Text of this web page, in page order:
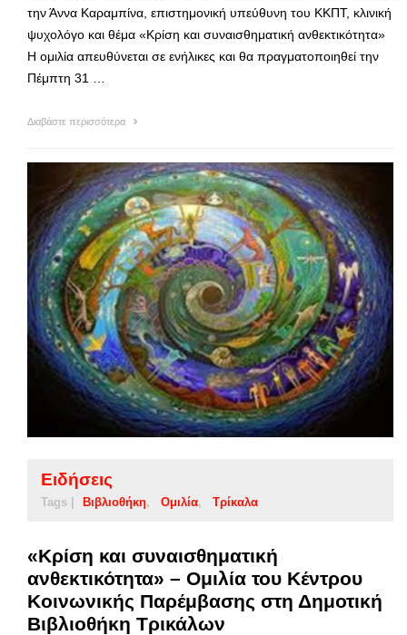
την Άννα Καραμπίνα, επιστημονική υπεύθυνη του ΚΚΠΤ, κλινική
ψυχολόγο και θέμα «Κρίση και συναισθηματική ανθεκτικότητα»
Η ομιλία απευθύνεται σε ενήλικες και θα πραγματοποιηθεί την
Πέμπτη 31 …
Διαβάστε περισσότερα
Ειδήσεις
Tags | Βιβλιοθήκη Ομιλία Τρίκαλα
«Κρίση και συναισθηματική
ανθεκτικότητα» – Oμιλία του Κέντρου
Κοινωνικής Παρέμβασης στη Δημοτική
Βιβλιοθήκη Τρικάλων